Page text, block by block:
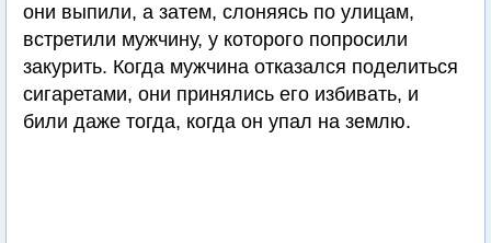
они выпили, а затем, слоняясь по улицам,
встретили мужчину, у которого попросили
закурить. Когда мужчина отказался поделиться
сигаретами, они принялись его избивать, и
били даже тогда, когда он упал на землю.